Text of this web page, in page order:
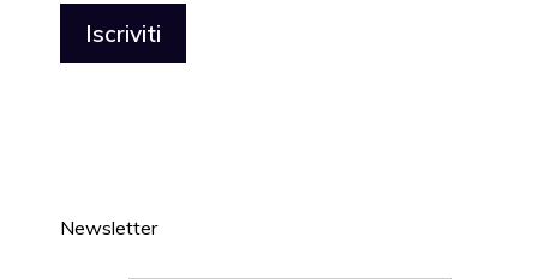
Newsletter